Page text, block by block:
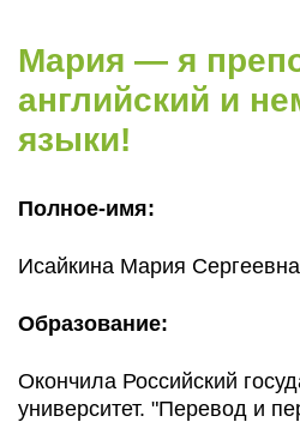
Мария — я
английский и
языки!
Полное-имя:
Исайкина Мария Сергеевна
Образование:
Окончила Российский
университет. "Перевод и